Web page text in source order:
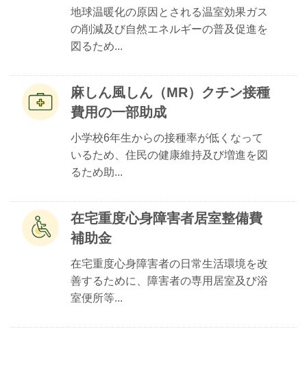
地球温暖化の原因とされる温室効果ガス
の削減及び自然エネルギーの普及促進を
図るため...
麻しん風しん（MR）クチン接種
費用の一部助成
小学校6年生からの接種率が低くなって
いるため、住民の健康維持及び増進を図
るため助...
在宅重度心身障害者居室整備費
補助金
在宅重度心身障害者の日常生活環境を改
善するために、障害者の専用居室及び浴
室便所等...